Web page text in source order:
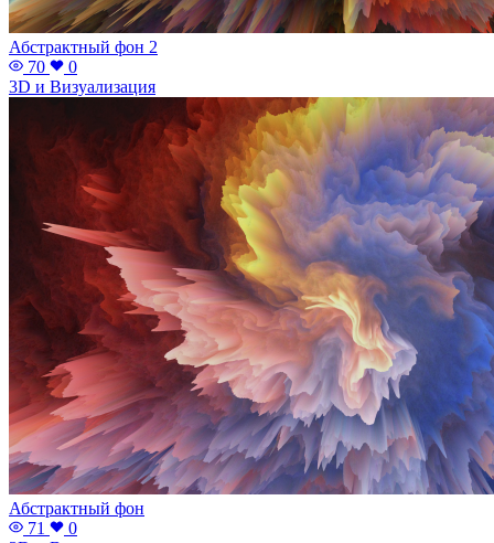
Абстрактный фон 2
70
0
3D и Визуализация
Абстрактный фон
71
0